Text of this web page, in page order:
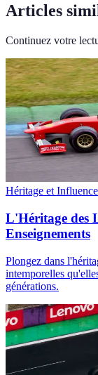
Articles
Continuez votre
Héritage et Influence
L'Héritage des
Enseignements
Plongez dans
intemporelles
générations.